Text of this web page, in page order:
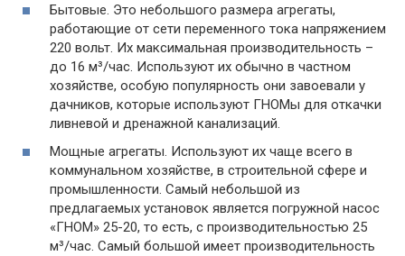
Бытовые. Это небольшого размера агрегаты,
работающие от сети переменного тока напряжением
220 вольт. Их максимальная производительность –
до 16 м³/час. Используют их обычно в частном
хозяйстве, особую популярность они завоевали у
дачников, которые используют ГНОМы для откачки
ливневой и дренажной канализаций.
Мощные агрегаты. Используют их чаще всего в
коммунальном хозяйстве, в строительной сфере и
промышленности. Самый небольшой из
предлагаемых установок является погружной насос
«ГНОМ» 25-20, то есть, с производительностью 25
м³/час. Самый большой имеет производительность